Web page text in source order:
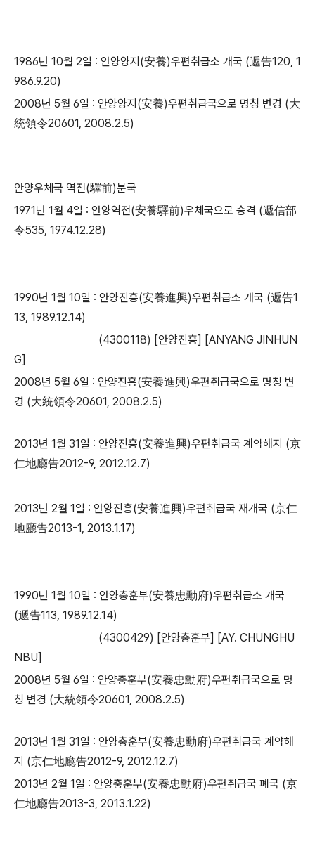
1986년 10월 2일 : 안양양지(安養)우편취급소 개국 (遞告120, 1
986.9.20)
2008년 5월 6일 : 안양양지(安養)우편취급국으로 명칭 변경 (大
統領令20601, 2008.2.5)
안양우체국 역전(驛前)분국
1971년 1월 4일 : 안양역전(安養驛前)우체국으로 승격 (遞信部
令535, 1974.12.28)
1990년 1월 10일 : 안양진흥(安養進興)우편취급소 개국 (遞告1
13, 1989.12.14)
​ (4300118) [안양진흥] [ANYANG JINHUN
G]
2008년 5월 6일 : 안양진흥(安養進興)우편취급국으로 명칭 변
경 (大統領令20601, 2008.2.5)
2013년 1월 31일 : 안양진흥(安養進興)우편취급국 계약해지 (京
仁地廳告2012-9, 2012.12.7)
2013년 2월 1일 : 안양진흥(安養進興)우편취급국 재개국 (京仁
地廳告2013-1, 2013.1.17)
​1990년 1월 10일 : 안양충훈부(安養忠勳府)우편취급소 개국
(遞告113, 1989.12.14)
​ (4300429) [안양충훈부] [AY. CHUNGHU
NBU]
2008년 5월 6일 : 안양충훈부(安養忠勳府)우편취급국으로 명
칭 변경 (大統領令20601, 2008.2.5)
​2013년 1월 31일 : 안양충훈부(安養忠勳府)우편취급국 계약해
지 (京仁地廳告2012-9, 2012.12.7)
​2013년 2월 1일 : 안양충훈부(安養忠勳府)우편취급국 폐국 (京
仁地廳告2013-3, 2013.1.22)